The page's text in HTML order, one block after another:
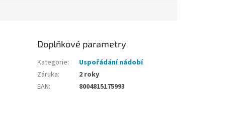
Doplňkové parametry
Kategorie:
Uspořádání nádobí
Záruka:
2 roky
EAN: 8004815175993